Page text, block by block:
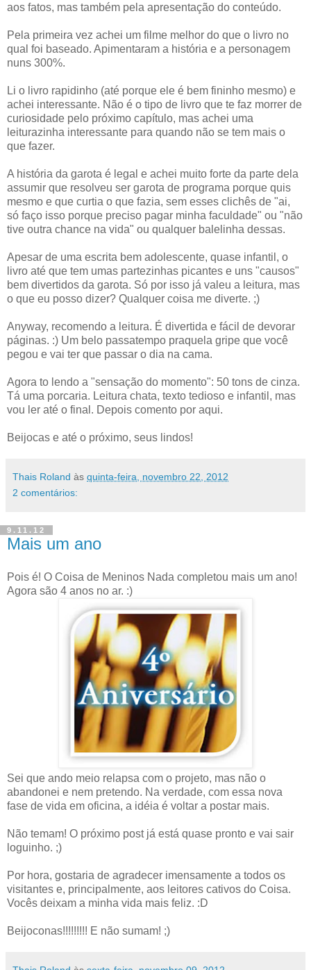
aos fatos, mas também pela apresentação do conteúdo.
Pela primeira vez achei um filme melhor do que o livro no
qual foi baseado. Apimentaram a história e a personagem
nuns 300%.
Li o livro rapidinho (até porque ele é bem fininho mesmo) e
achei interessante. Não é o tipo de livro que te faz morrer de
curiosidade pelo próximo capítulo, mas achei uma
leiturazinha interessante para quando não se tem mais o
que fazer.
A história da garota é legal e achei muito forte da parte dela
assumir que resolveu ser garota de programa porque quis
mesmo e que curtia o que fazia, sem esses clichês de "ai,
só faço isso porque preciso pagar minha faculdade" ou "não
tive outra chance na vida" ou qualquer balelinha dessas.
Apesar de uma escrita bem adolescente, quase infantil, o
livro até que tem umas partezinhas picantes e uns "causos"
bem divertidos da garota. Só por isso já valeu a leitura, mas
o que eu posso dizer? Qualquer coisa me diverte. ;)
Anyway, recomendo a leitura. É divertida e fácil de devorar
páginas. :) Um belo passatempo praquela gripe que você
pegou e vai ter que passar o dia na cama.
Agora to lendo a "sensação do momento": 50 tons de cinza.
Tá uma porcaria. Leitura chata, texto tedioso e infantil, mas
vou ler até o final. Depois comento por aqui.
Beijocas e até o próximo, seus lindos!
Thais Roland às quinta-feira, novembro 22, 2012
2 comentários:
9.11.12
Mais um ano
Pois é! O Coisa de Meninos Nada completou mais um ano!
Agora são 4 anos no ar. :)
Sei que ando meio relapsa com o projeto, mas não o
abandonei e nem pretendo. Na verdade, com essa nova
fase de vida em oficina, a idéia é voltar a postar mais.
Não temam! O próximo post já está quase pronto e vai sair
loguinho. ;)
Por hora, gostaria de agradecer imensamente a todos os
visitantes e, principalmente, aos leitores cativos do Coisa.
Vocês deixam a minha vida mais feliz. :D
Beijoconas!!!!!!!!! E não sumam! ;)